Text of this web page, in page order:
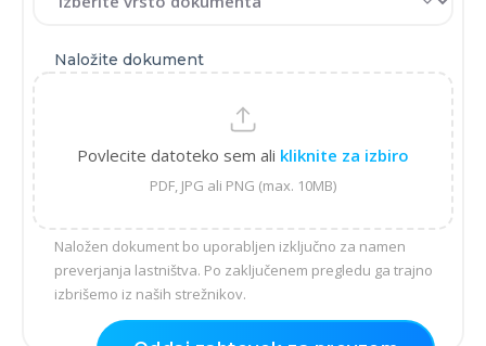
Naložite dokument
Povlecite datoteko sem ali kliknite za izbiro
PDF, JPG ali PNG (max. 10MB)
Naložen dokument bo uporabljen izključno za namen
preverjanja lastništva. Po zaključenem pregledu ga trajno
izbrišemo iz naših strežnikov.